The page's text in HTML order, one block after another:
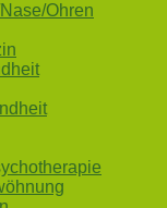
Ohren